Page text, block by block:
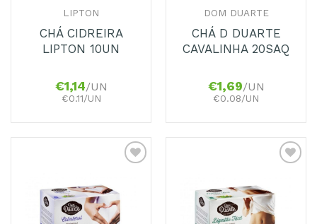
LIPTON
CHÁ CIDREIRA
LIPTON 10UN
€1,14/UN
€0.11/UN
DOM DUARTE
CHÁ D DUARTE
CAVALINHA 20SAQ
€1,69/UN
€0.08/UN
aos
Favoritos
aos
Favoritos